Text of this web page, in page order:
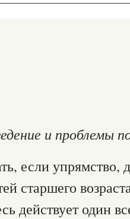
и проблемы
если упрямство,
старшего
действует один